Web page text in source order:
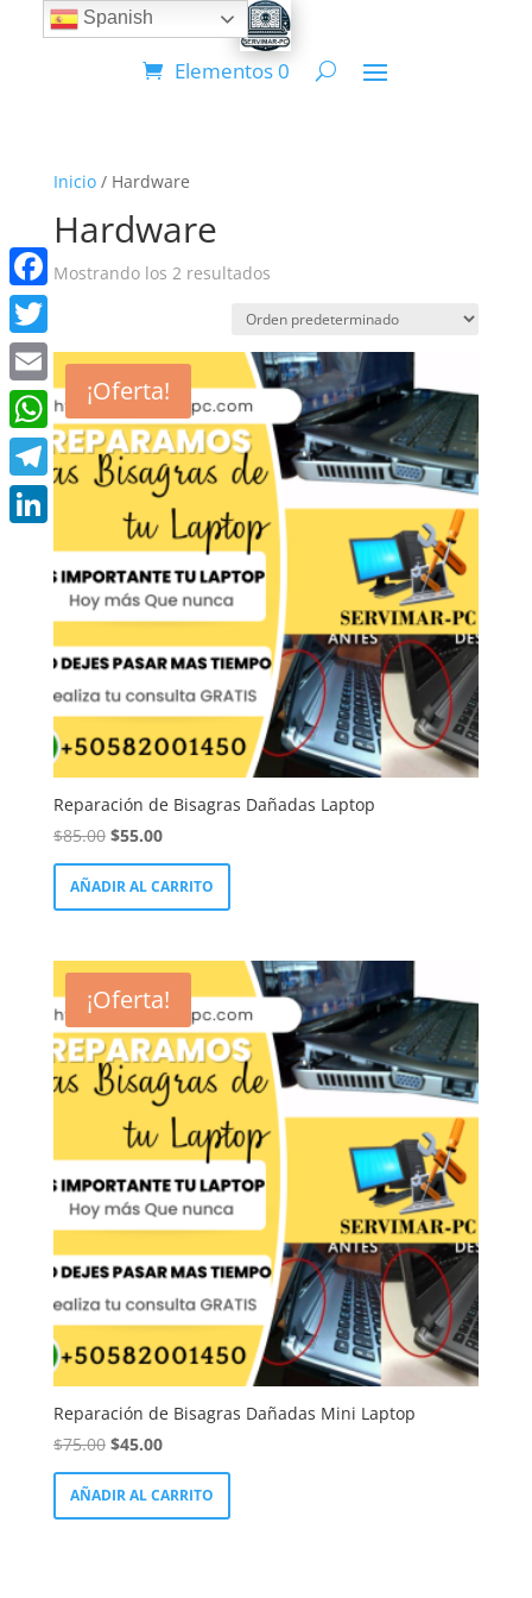
Elementos 0
Inicio/ Hardware
Hardware
Mostrando los 2 resultados
¡Oferta!
Reparación de Bisagras Dañadas Laptop
$85.00 El
precio
original
era:
$55.00El
precio
actual
es:
AÑADIR AL CARRITO
¡Oferta!
Reparación de Bisagras Dañadas Mini Laptop
$75.00 El
precio
original
era:
$45.00El
precio
actual
es:
AÑADIR AL CARRITO
Facebook
Twitter
Email
WhatsApp
Telegram
Spanish